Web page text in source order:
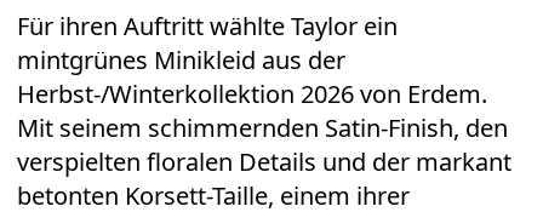
Für ihren Auftritt wählte Taylor ein
mintgrünes Minikleid aus der
Herbst-/Winterkollektion 2026 von Erdem.
Mit seinem schimmernden Satin-Finish, den
verspielten floralen Details und der markant
betonten Korsett-Taille, einem ihrer